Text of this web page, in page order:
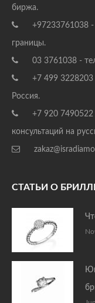
биржа.
+97233761038 -
границы.
03 3761038 -
+7 499 3228203
Россия.
+7 920 7490522
консультаций на
СТАТЬИ О